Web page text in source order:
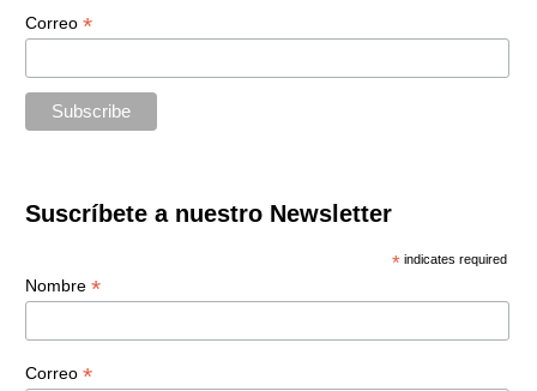
Correo *
Suscríbete a nuestro Newsletter
* indicates required
Nombre *
Correo *